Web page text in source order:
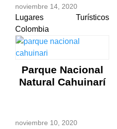
noviembre 14, 2020
Lugares Turísticos
Colombia
Parque Nacional
Natural Cahuinarí
noviembre 10, 2020